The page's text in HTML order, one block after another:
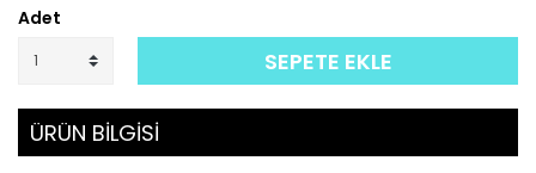
Adet
SEPETE EKLE
ÜRÜN BİLGİSİ